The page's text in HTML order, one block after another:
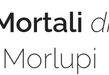
Morlupi